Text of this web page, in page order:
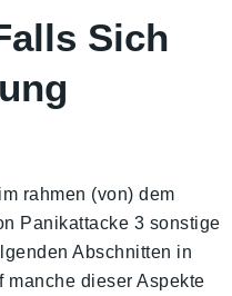
Sich
rahmen (von) dem
Panikattacke 3 sonstige
Abschnitten in
manche dieser Aspekte